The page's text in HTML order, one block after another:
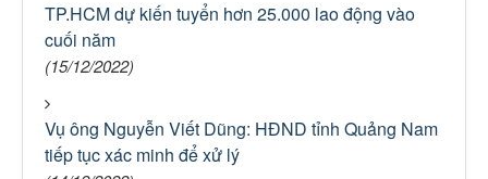
TP.HCM dự kiến tuyển hơn 25.000 lao động vào
cuối năm
(15/12/2022)
Vụ ông Nguyễn Viết Dũng: HĐND tỉnh Quảng Nam
tiếp tục xác minh để xử lý